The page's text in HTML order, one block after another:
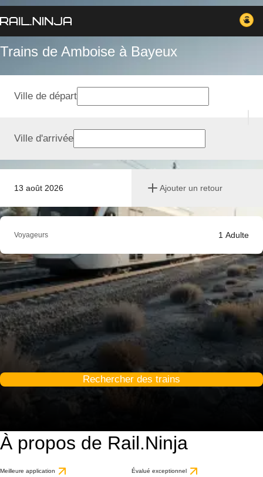
Trains de Amboise à Bayeux
13 août 2026 Ajouter un retour
Ville de départ
Ville d'arrivée
Voyageurs 1 Adulte
Rechercher des trains
À propos de Rail.Ninja
Meilleure application Évalué exceptionnel